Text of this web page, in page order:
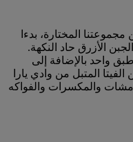
المختارة، بدءا
الأزرق حاد النكهة.
واحد بالإضافة إلى
المتبل من وادي يارا
والمكسرات والفواكه